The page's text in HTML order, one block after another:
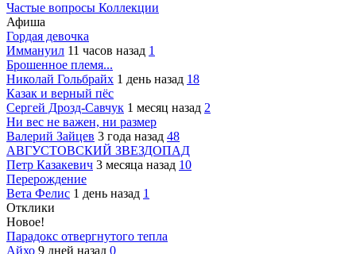
Частые вопросы Коллекции
Афиша
Гордая девочка
Иммануил 11 часов назад 1
Брошенное племя...
Николай Гольбрайх 1 день назад 18
Казак и верный пёс
Сергей Дрозд-Савчук 1 месяц назад 2
Ни вес не важен, ни размер
Валерий Зайцев 3 года назад 48
АВГУСТОВСКИЙ ЗВЕЗДОПАД
Петр Казакевич 3 месяца назад 10
Перерождение
Вета Фелис 1 день назад 1
Отклики
Новое!
Парадокс отвергнутого тепла
Айхо 9 дней назад 0